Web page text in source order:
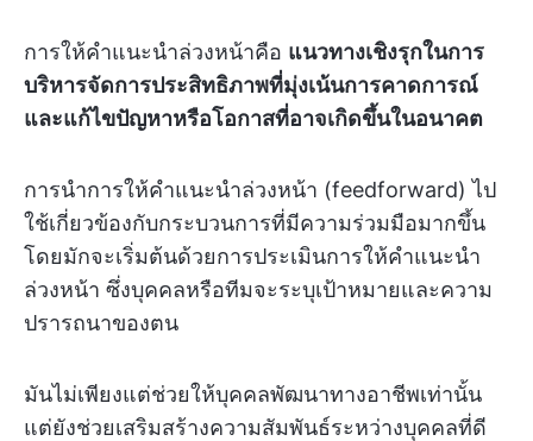
การให้คำแนะนำล่วงหน้าคือ แนวทางเชิงรุกในการ
บริหารจัดการประสิทธิภาพที่มุ่งเน้นการคาดการณ์
และแก้ไขปัญหาหรือโอกาสที่อาจเกิดขึ้นในอนาคต
การนำการให้คำแนะนำล่วงหน้า (feedforward) ไป
ใช้เกี่ยวข้องกับกระบวนการที่มีความร่วมมือมากขึ้น
โดยมักจะเริ่มต้นด้วยการประเมินการให้คำแนะนำ
ล่วงหน้า ซึ่งบุคคลหรือทีมจะระบุเป้าหมายและความ
ปรารถนาของตน
มันไม่เพียงแต่ช่วยให้บุคคลพัฒนาทางอาชีพเท่านั้น
แต่ยังช่วยเสริมสร้างความสัมพันธ์ระหว่างบุคคลที่ดี